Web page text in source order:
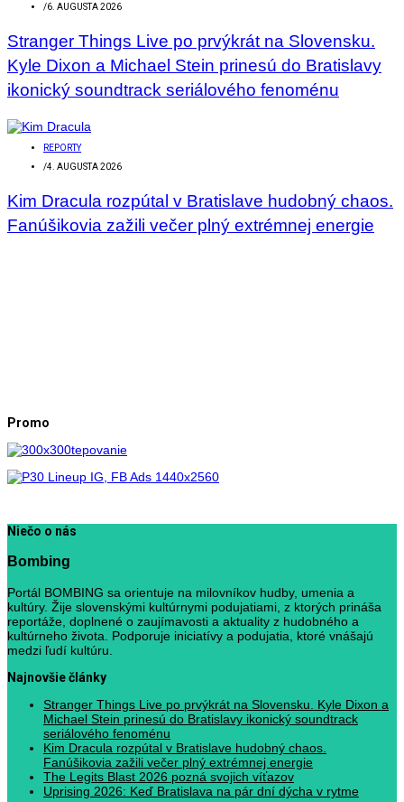
/6. AUGUSTA 2026
Stranger Things Live po prvýkrát na Slovensku.
Kyle Dixon a Michael Stein prinesú do Bratislavy
ikonický soundtrack seriálového fenoménu
REPORTY
/4. AUGUSTA 2026
Kim Dracula rozpútal v Bratislave hudobný chaos.
Fanúšikovia zažili večer plný extrémnej energie
Promo
Niečo o nás
Bombing
Portál BOMBING sa orientuje na milovníkov hudby, umenia a
kultúry. Žije slovenskými kultúrnymi podujatiami, z ktorých prináša
reportáže, doplnené o zaujímavosti a aktuality z hudobného a
kultúrneho života. Podporuje iniciatívy a podujatia, ktoré vnášajú
medzi ľudí kultúru.
Najnovšie články
Stranger Things Live po prvýkrát na Slovensku. Kyle Dixon a
Michael Stein prinesú do Bratislavy ikonický soundtrack
seriálového fenoménu
Kim Dracula rozpútal v Bratislave hudobný chaos.
Fanúšikovia zažili večer plný extrémnej energie
The Legits Blast 2026 pozná svojich víťazov
Uprising 2026: Keď Bratislava na pár dní dýcha v rytme